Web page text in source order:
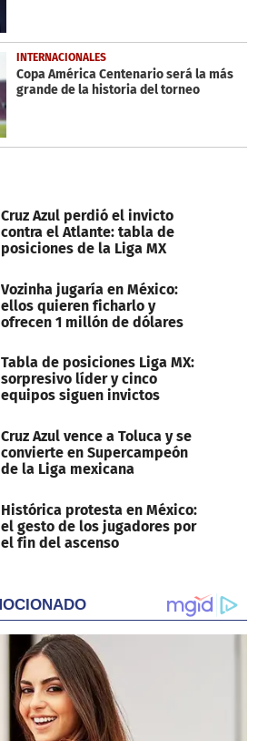
INTERNACIONALES
Copa América Centenario será la más
grande de la historia del torneo
Cruz Azul perdió el invicto
contra el Atlante: tabla de
posiciones de la Liga MX
Vozinha jugaría en México:
ellos quieren ficharlo y
ofrecen 1 millón de dólares
Tabla de posiciones Liga MX:
sorpresivo líder y cinco
equipos siguen invictos
Cruz Azul vence a Toluca y se
convierte en Supercampeón
de la Liga mexicana
Histórica protesta en México:
el gesto de los jugadores por
el fin del ascenso